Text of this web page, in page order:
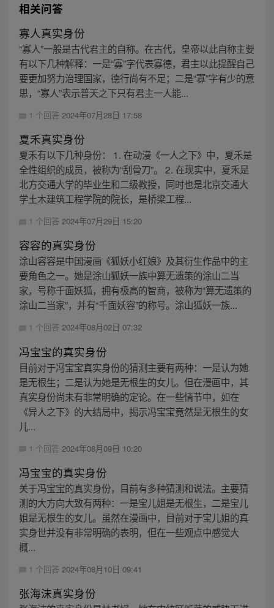
相关问答
寡人真实身份
“寡人”一般是古代君主的自称。在古代，皇帝以此自称主要
有以下几种解释：一是“寡”字代表寡德，君主以此提醒自己
要更加努力治理国家，德行尚有不足；二是“寡”字有少的意
思，“寡人”表示普天之下只有君主一人能...
1 个回答 2024年07月28日 17:58
夏禾真实身份
夏禾有以下几种身份： 1. 在动漫《一人之下》中，夏禾是
全性组织的成员，被称为“刮骨刀”。 2. 在现实中，夏禾是
北方交通大学的毕业生和二级教授，同时也是北京交通大
学土木建筑工程学院的院长，是桥梁工程...
1 个回答 2024年07月29日 15:20
容容的真实身份
涂山容容是中国漫画《狐妖小红娘》及其衍生作品中的主
要角色之一。她是涂山狐妖一族中算无遗策的涂山二当
家，号称千面妖狐，拥有极高的智商，被称为“算无遗策的
涂山二当家”，并有“千面妖容”的称号。涂山狐妖一族...
1 个回答 2024年08月02日 07:32
冯宝宝的真实身份
目前对于冯宝宝真实身份的猜测主要有两种：一是认为她
是无根生；二是认为她是无根生的女儿。但在漫画中，其
真实身份尚未有非常明确的定论。在一些情节中，如在
《异人之下》的大结局中，揭示冯宝宝竟然是无根生的女
儿...
1 个回答 2024年08月09日 10:20
冯宝宝的真实身份
关于冯宝宝的真实身份，目前有多种猜测和说法。主要猜
测的大方向大致有两种：一是宝儿姐是无根生，二是宝儿
姐是无根生的女儿。虽然在漫画中，目前对于宝儿姐的真
实身世并没有非常明确的表明，但在一些观点中感觉大
概...
1 个回答 2024年08月10日 09:41
张海沫真实身份